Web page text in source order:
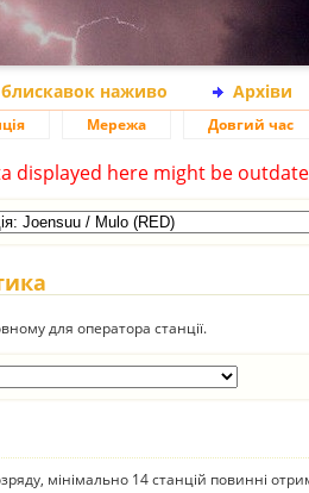
блискавок наживо Архіви
Мережа Довгий час
displayed here might be
для оператора станції.
мінімально 14 станцій повинні